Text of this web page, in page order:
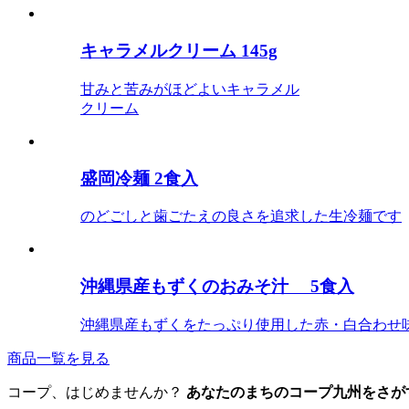
キャラメルクリーム 145g
甘みと苦みがほどよいキャラメル
クリーム
盛岡冷麺 2食入
のどごしと歯ごたえの良さを追求した生冷麺です
沖縄県産もずくのおみそ汁 5食入
沖縄県産もずくをたっぷり使用した赤・白合わせ
商品一覧を見る
コープ、はじめませんか？ あなたのまちのコープ九州をさが